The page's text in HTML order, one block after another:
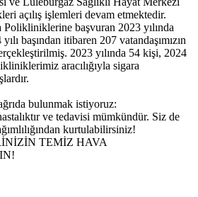
açılış işlemleri devam etmektedir.
Polikliniklerine başvuran 2023 yılında
başından itibaren 207 vatandaşımızın
2023 yılında 54 kişi, 2024
aracılığıyla sigara
bulunmak istiyoruz:
ve tedavisi mümkündür. Siz de
kurtulabilirsiniz!
TEMİZ HAVA